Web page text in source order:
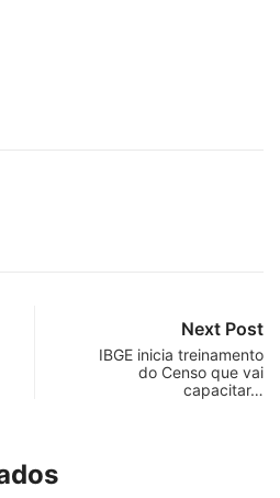
Next Post
IBGE inicia treinamento
do Censo que vai
capacitar…